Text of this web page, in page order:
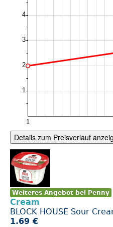
Details zum Preisverlauf
Weiteres Angebot bei Penny
Cream
BLOCK HOUSE Sour
1.69 €